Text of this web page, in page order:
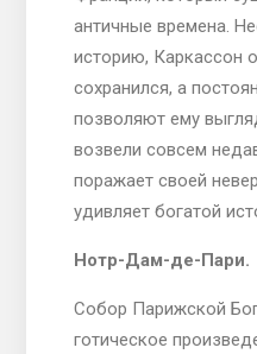
античные времена.
историю, Каркассон
сохранился, а
позволяют ему
возвели совсем
поражает своей
удивляет богатой
Нотр-Дам-де-Пари.
Собор Парижской
готическое